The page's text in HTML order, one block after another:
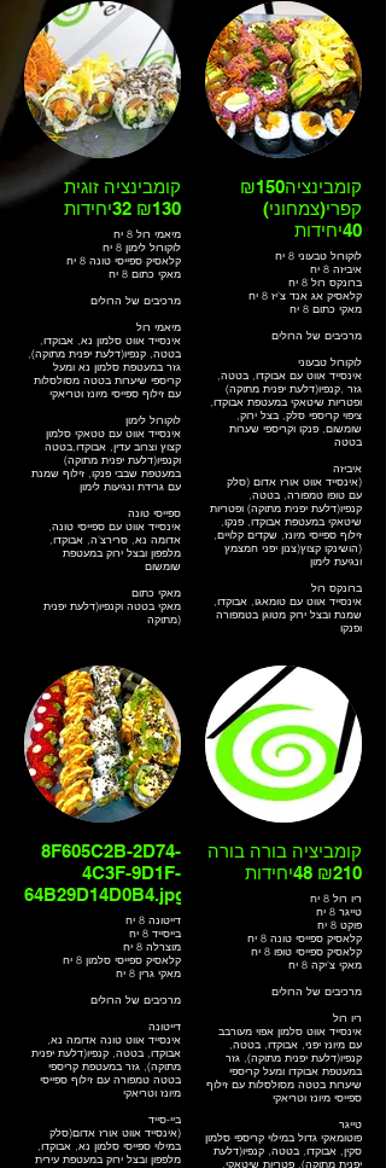
קומבינציה זוגית
₪130 32יחידות
מיאמי רול 8 יח
לוקורול לימון 8 יח
קלאסיק ספייסי טונה 8 יח
מאקי כתום 8 יח
מרכיבים של הרולים
מיאמי רול
אינסייד אווט סלמון נא, אבוקדו,
בטטה, קנפיו(דלעת יפנית מתוקה),
גזר במעטפת סלמון נא ומעל
קריספי שיערות בטטה מסולסלות
עם זילוף ספייסי מיונז וטריאקי
לוקורול לימון
אינסייד אווט עם טטאקי סלמון
קצוץ וצרוב עדין, אבוקדו,בטטה
וקנפיו(דלעת יפנית מתוקה)
במעטפת שבבי פנקו, זילוף שמנת
עם גרידת ונגיעות לימון
ספייסי טונה
אינסייד אווט עם ספייסי טונה,
אדומה נא, סרירצ'ה, אבוקדו,
מלפפון ובצל ירוק במעטפת
שומשום
מאקי כתום
מאקי בטטה וקנפיו(דלעת יפנית
מתוקה)
₪150קומבינציה
קפרי(צמחוני)
40יחידות
לוקורול טבעוני 8 יח
איביזה 8 יח
ברונקס רול 8 יח
קלאסיק אג אנד צ'יז 8 יח
מאקי כתום 8 יח
מרכיבים של הרולים
לוקורול טבעוני
אינסייד אווט עם אבוקדו, בטטה,
גזר ,קנפיו(דלעת יפנית מתוקה)
ופטריות שיטאקי במעטפת אבוקדו,
ציפוי קריספי סלק, בצל ירוק,
שומשום, פנקו וקריספי שערות
בטטה
איביזה
אינסייד אווט אורז אדום (סלק)
עם טופו טמפורה, בטטה,
קנפיו(דלעת יפנית מתוקה) ופטריות
שיטאקי במעטפת אבוקדו, פנקו,
זילוף ספייסי מיונז, שקדים קלויים,
הושינקו קצוץ(צנון יפני חמצמץ)
ונגיעת לימון
ברונקס רול
אינסייד אווט עם טומאגו, אבוקדו,
שמנת ובצל ירוק מטוגן בטמפורה
ופנקו
אינסייד אווט אורז אדום(סלק) עם
ירוק במעטפת פנקו ומעל עירית
מאקי כתום
מאקי בטטה וקנפיו(דלעת יפנית
מתוקה)
8F605C2B-2D74-
4C3F-9D1F-
64B29D14D0B4.jpg
דייטונה 8 יח
בייסייד 8 יח
מוצרלה 8 יח
קלאסיק ספייסי סלמון 8 יח
מאקי גרין 8 יח
מרכיבים של הרולים
דייטונה
אינסייד אווט טונה אדומה נא,
אבוקדו, בטטה, קנפיו(דלעת יפנית
מתוקה), גזר במעטפת קריספי
בטטה טמפורה עם זילוף ספייסי
מיונז וטריאקי
ביי-סייד
אינסייד אווט אורז אדום(סלק)
במילוי ספייסי סלמון נא, אבוקדו,
מלפפון ובצל ירוק במעטפת עירית
קומביציה בורה בורה
₪210 48יחידות
ריו רול 8 יח
טייגר 8 יח
פוקט 8 יח
קלאסיק ספייסי טונה 8 יח
קלאסיק ספייסי טופו 8 יח
מאקי צ'יקה 8 יח
מרכיבים של הרולים
ריו רול
אינסייד אווט סלמון אפוי מעורבב
עם מיונז יפני, אבוקדו, בטטה,
קנפיו(דלעת יפנית מתוקה), גזר
במעטפת אבוקדו ומעל קריספי
שיערות בטטה מסולסלות עם זילוף
ספייסי מיונז וטריאקי
טייגר
פוטומאקי גדול במילוי קריספי סלמון
סקין, אבוקדו, בטטה, קנפיו(דלעת
יפנית מתוקה), פטריות שיטאקי,